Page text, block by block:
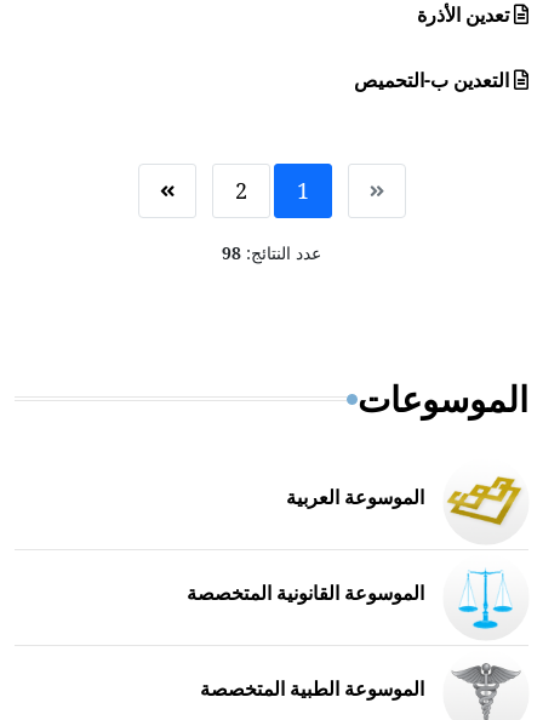
تعدين الأذرة
التعدين ب-التحميص
1
2
عدد النتائج: 98
الموسوعات
الموسوعة العربية
الموسوعة القانونية المتخصصة
الموسوعة الطبية المتخصصة